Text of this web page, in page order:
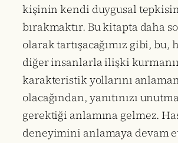
kişinin kendi duygusal
bırakmaktır. Bu kitapta daha
olarak tartışacağımız gibi, bu,
diğer insanlarla ilişki
karakteristik yollarını
olacağından, yanıtınızı
gerektiği anlamına gelmez.
deneyimini anlamaya devam